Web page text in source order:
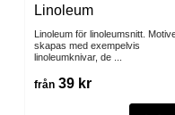
Linoleum
Linoleum för linoleumsnitt.
skapas med exempelvis
linoleumknivar, de ...
från 39 kr